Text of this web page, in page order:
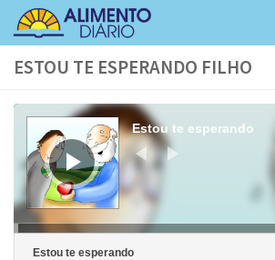
Skip to content
ESTOU TE ESPERANDO FILHO
Tocador
Estou te esperando
Estou te esperando